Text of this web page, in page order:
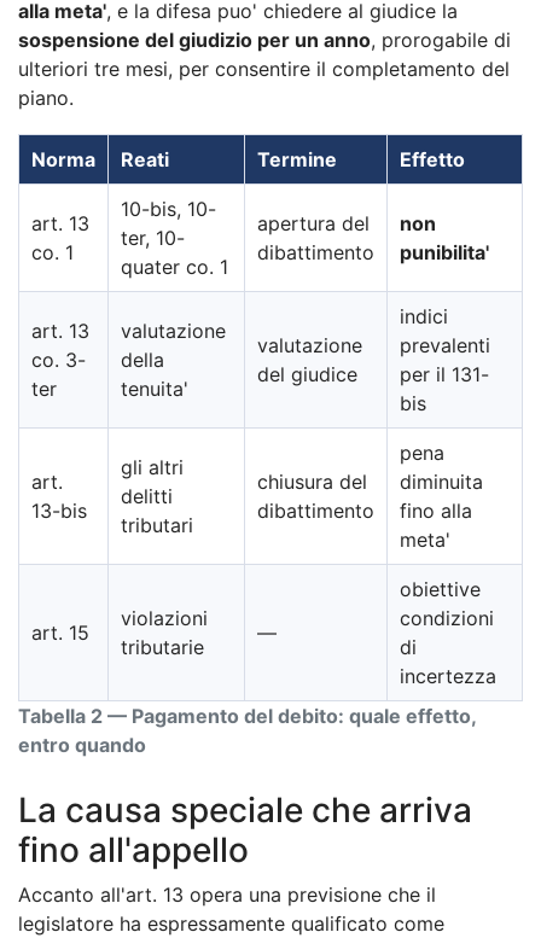
alla meta', e la difesa puo' chiedere al giudice la
sospensione del giudizio per un anno, prorogabile di
ulteriori tre mesi, per consentire il completamento del
piano.
Tabella 2 — Pagamento del debito: quale effetto,
entro quando
Norma Reati Termine Effetto
art. 13
co. 1
10-bis, 10-
ter, 10-
quater co. 1
apertura del
dibattimento
non
punibilita'
art. 13
co. 3-
ter
valutazione
della
tenuita'
valutazione
del giudice
indici
prevalenti
per il 131-
bis
art.
13-bis
gli altri
delitti
tributari
chiusura del
dibattimento
pena
diminuita
fino alla
meta'
art. 15
violazioni
tributarie
—
obiettive
condizioni
di
incertezza
La causa speciale che arriva
fino all'appello
Accanto all'art. 13 opera una previsione che il
legislatore ha espressamente qualificato come